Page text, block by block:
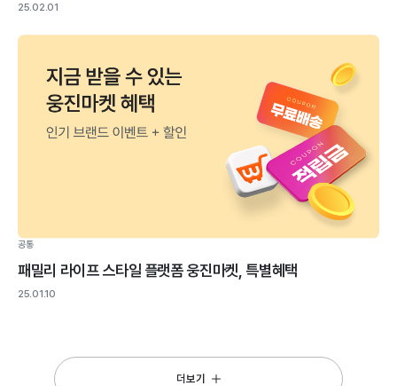
25.02.01
공통
패밀리 라이프 스타일 플랫폼 웅진마켓, 특별혜택
25.01.10
더보기